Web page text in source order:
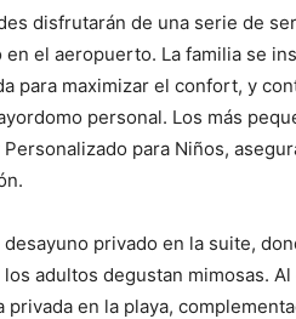
disfrutarán de una serie de
el aeropuerto. La familia se
para maximizar el confort, y
personal. Los más
para Niños,
privado en la suite,
adultos degustan mimosas. Al
en la playa,